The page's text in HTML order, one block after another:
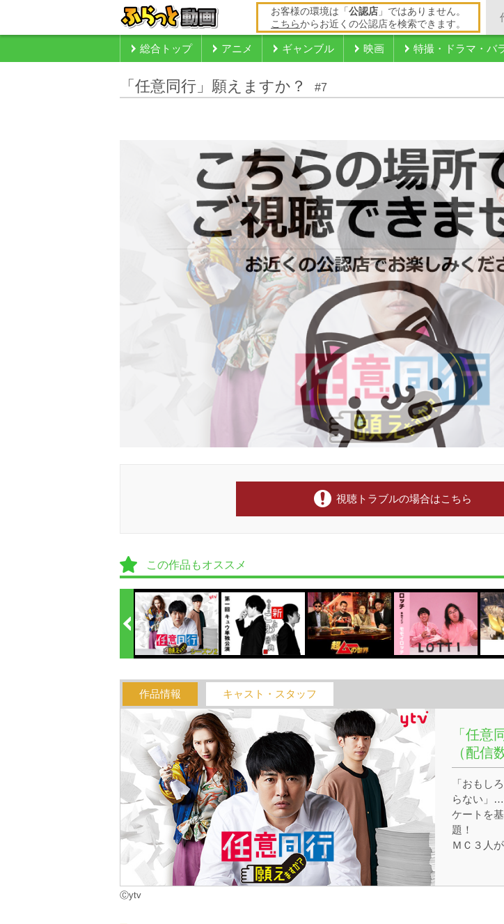
お客様の環境は「 公認店 」ではありません。
こちらからお近くの公認店を検索できます。
総合トップ アニメ ギャンブル 映画 特撮・ドラマ・バ
「任意同行」願えますか？ #7
視聴トラブルの場合はこちら
この作品もオススメ
作品情報 キャスト・スタッフ
「任意
（配信
「おもし
らない」
ケートを
題！
ＭＣ３人
Ⓒytv